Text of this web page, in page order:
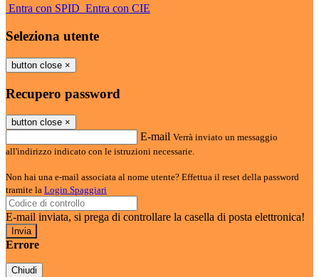
Entra con SPID Entra con CIE
Seleziona utente
button close ×
Recupero password
button close ×
E-mail Verrà inviato un messaggio
all'indirizzo indicato con le istruzioni necessarie.
Non hai una e-mail associata al nome utente? Effettua il reset della password
tramite la Login Spaggiari
E-mail inviata, si prega di controllare la casella di posta elettronica!
Errore
Chiudi